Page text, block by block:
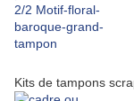
Kits de tampons